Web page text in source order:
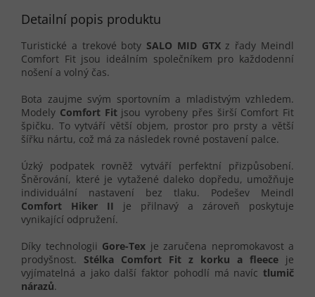
Detailní popis produktu
Turistické a trekové boty SALO MID GTXz řady Meindl
Comfort Fit jsou ideálním společníkem pro každodenní
nošení a volný čas.
Bota zaujme svým sportovním a mladistvým vzhledem.
Modely Comfort Fitjsou vyrobeny přes širší Comfort Fit
špičku. To vytváří větší objem, prostor pro prsty a větší
šířku nártu, což má za následek rovné postavení palce.
Úzký podpatek rovněž vytváří perfektní přizpůsobení.
Šněrování, které je vytažené daleko dopředu, umožňuje
individuální nastavení bez tlaku. Podešev Meindl
Comfort Hiker II je přilnavý a zároveň poskytuje
vynikající odpružení.
Díky technologii Gore-Tex je zaručena nepromokavost a
prodyšnost. Stélka Comfort Fit z korku a fleece je
vyjímatelná a jako další faktor pohodlí má navíc tlumič
nárazů.